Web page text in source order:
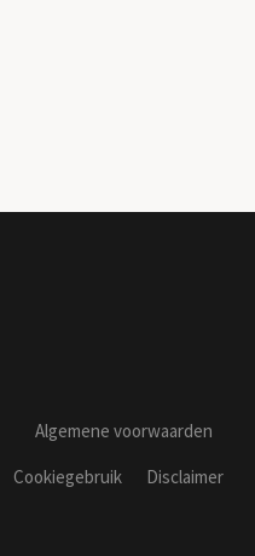
Algemene voorwaarden
Cookiegebruik
Disclaimer